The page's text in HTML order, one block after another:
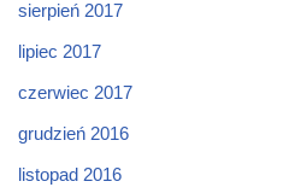
sierpień 2017
lipiec 2017
czerwiec 2017
grudzień 2016
listopad 2016